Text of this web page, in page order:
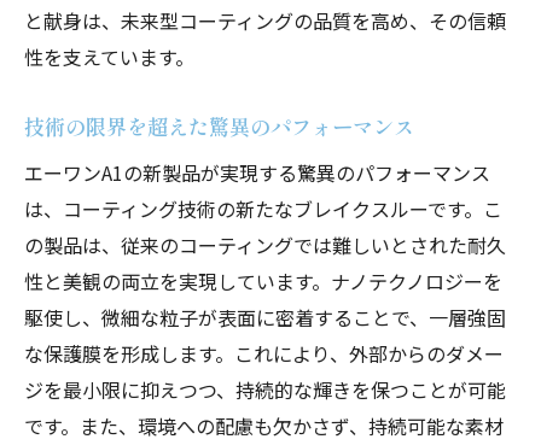
と献身は、未来型コーティングの品質を高め、その信頼
性を支えています。
技術の限界を超えた驚異のパフォーマンス
エーワンA1の新製品が実現する驚異のパフォーマンス
は、コーティング技術の新たなブレイクスルーです。こ
の製品は、従来のコーティングでは難しいとされた耐久
性と美観の両立を実現しています。ナノテクノロジーを
駆使し、微細な粒子が表面に密着することで、一層強固
な保護膜を形成します。これにより、外部からのダメー
ジを最小限に抑えつつ、持続的な輝きを保つことが可能
です。また、環境への配慮も欠かさず、持続可能な素材